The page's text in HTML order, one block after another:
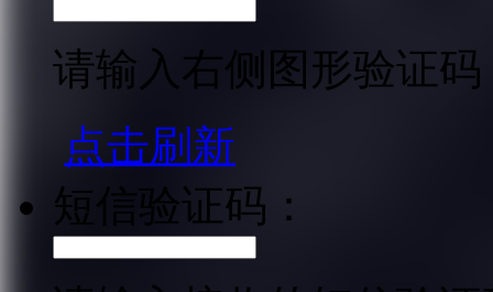
请输入右侧图形验证码
点击刷新
短信验证码：